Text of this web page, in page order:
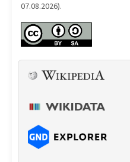
07.08.2026).